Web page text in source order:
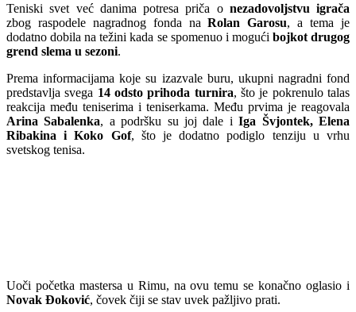
Teniski svet već danima potresa priča o nezadovoljstvu igrača
zbog raspodele nagradnog fonda naRolan Garosu, a tema je
dodatno dobila na težini kada se spomenuo i mogući bojkot drugog
grend slema u sezoni.
Prema informacijama koje su izazvale buru, ukupni nagradni fond
predstavlja svega 14 odsto prihoda turnira, što je pokrenulo talas
reakcija među teniserima i teniserkama. Među prvima je reagovala
Arina Sabalenka, a podršku su joj dale iIga Švjontek, Elena
Ribakina i Koko Gof, što je dodatno podiglo tenziju u vrhu
svetskog tenisa.
Uoči početka mastersa u Rimu, na ovu temu se konačno oglasio i
Novak Đoković, čovek čiji se stav uvek pažljivo prati.